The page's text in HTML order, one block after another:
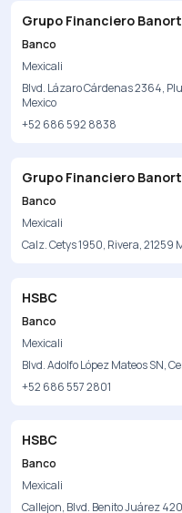
Grupo Financiero
Banco
Mexicali
Blvd. Lázaro Cárdenas 2364,
Mexico
+52 686 592 8838
Grupo Financiero
Banco
Mexicali
Calz. Cetys 1950, Rivera, 21259
HSBC
Banco
Mexicali
Blvd. Adolfo López Mateos SN,
+52 686 557 2801
HSBC
Banco
Mexicali
Callejon, Blvd. Benito Juárez